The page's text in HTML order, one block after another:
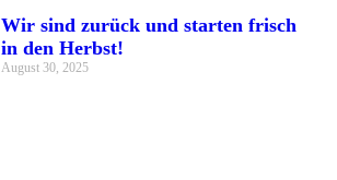
Wir sind zurück und starten frisch
in den Herbst!
August 30, 2025